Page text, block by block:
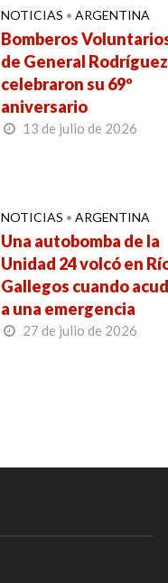
NOTICIAS • ARGENTINA
Bomberos
de General Rodríguez
celebraron su 69º
aniversario
13 de julio de 2026
NOTICIAS • ARGENTINA
Una autobomba de la
Unidad 24 volcó en
Gallegos cuando
a una emergencia
27 de julio de 2026